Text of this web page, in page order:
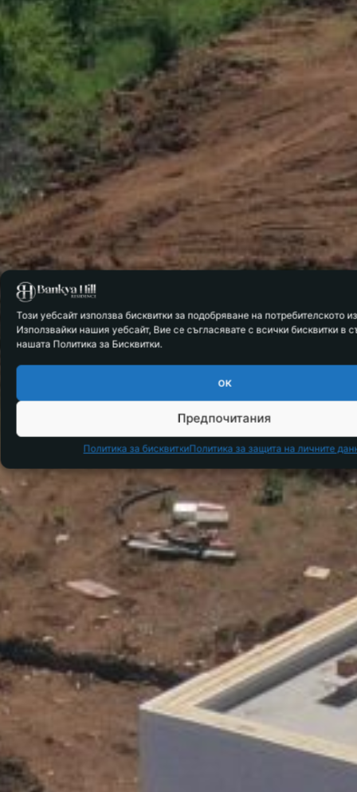
Този уебсайт използва бисквитки за подобряване на потребителското
Използвайки нашия уебсайт, Вие се съгласявате с всички бисквитки в
нашата Политика за Бисквитки.
ок
Предпочитания
Политика за бисквиткиПолитика за защита на личните